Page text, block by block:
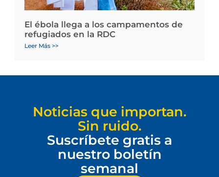
El ébola llega a los campamentos de
refugiados en la RDC
Leer Más >>
Noticias que importan.
Sin ruido.
Suscríbete gratis a
nuestro boletín
semanal